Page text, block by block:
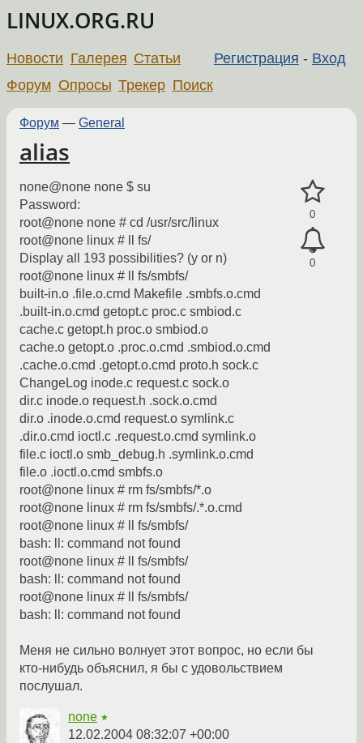
LINUX.ORG.RU
Регистрация - Вход
Новости Галерея Статьи
Форум Опросы Трекер Поиск
Форум — General
alias
0
0
none@none none $ su
Password:
root@none none # cd /usr/src/linux
root@none linux # ll fs/
Display all 193 possibilities? (y or n)
root@none linux # ll fs/smbfs/
built-in.o .file.o.cmd Makefile .smbfs.o.cmd
.built-in.o.cmd getopt.c proc.c smbiod.c
cache.c getopt.h proc.o smbiod.o
cache.o getopt.o .proc.o.cmd .smbiod.o.cmd
.cache.o.cmd .getopt.o.cmd proto.h sock.c
ChangeLog inode.c request.c sock.o
dir.c inode.o request.h .sock.o.cmd
dir.o .inode.o.cmd request.o symlink.c
.dir.o.cmd ioctl.c .request.o.cmd symlink.o
file.c ioctl.o smb_debug.h .symlink.o.cmd
file.o .ioctl.o.cmd smbfs.o
root@none linux # rm fs/smbfs/*.o
root@none linux # rm fs/smbfs/.*.o.cmd
root@none linux # ll fs/smbfs/
bash: ll: command not found
root@none linux # ll fs/smbfs/
bash: ll: command not found
root@none linux # ll fs/smbfs/
bash: ll: command not found
Меня не сильно волнует этот вопрос, но если бы
кто-нибудь объяснил, я бы с удовольствием
послушал.
none ★
12.02.2004 08:32:07 +00:00